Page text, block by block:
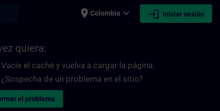
place Colombia expand_more login Iniciar sesión
quiera:
Vacíe el caché y vuelva a cargar la página.
¿Sospecha de un problema en el sitio?
el problema